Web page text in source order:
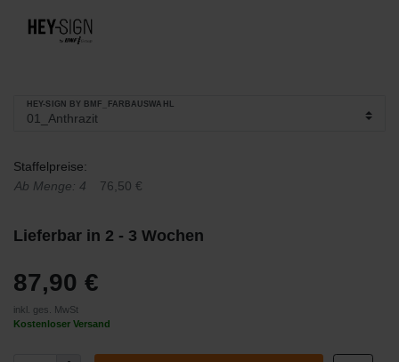
HEY-SIGN BY BMF_FARBAUSWAHL
Staffelpreise:
Ab Menge: 4
76,50 €
Lieferbar in 2 - 3 Wochen
87,90 €
inkl. ges. MwSt
Kostenloser Versand